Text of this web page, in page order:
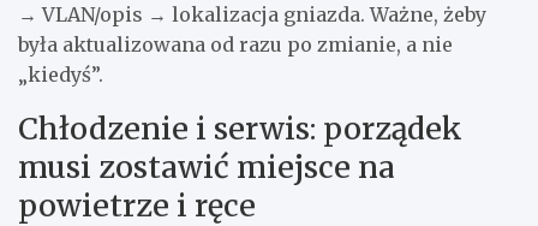
→ VLAN/opis → lokalizacja gniazda. Ważne, żeby
była aktualizowana od razu po zmianie, a nie
„kiedyś”.
Chłodzenie i serwis: porządek
musi zostawić miejsce na
powietrze i ręce